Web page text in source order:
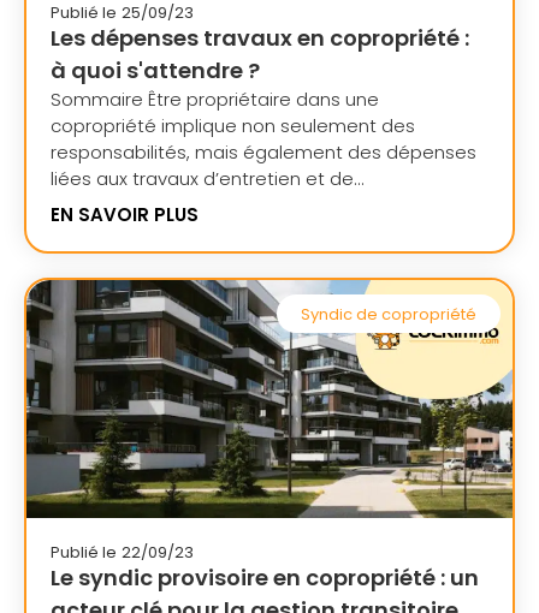
Publié le 25/09/23
Les dépenses travaux en copropriété :
à quoi s'attendre ?
Sommaire Être propriétaire dans une
copropriété implique non seulement des
responsabilités, mais également des dépenses
liées aux travaux d’entretien et de...
EN SAVOIR PLUS
Syndic de copropriété
Publié le 22/09/23
Le syndic provisoire en copropriété : un